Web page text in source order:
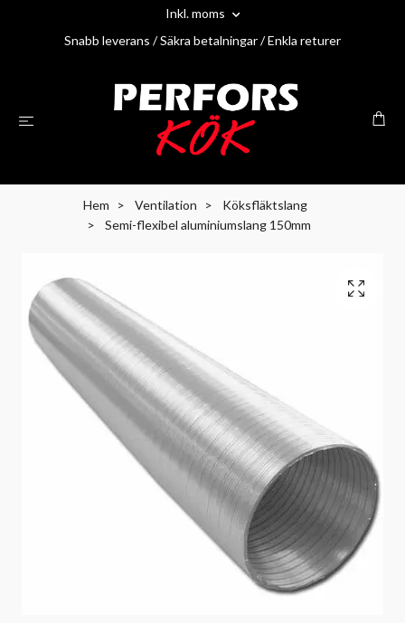
Inkl. moms
Snabb leverans / Säkra betalningar / Enkla returer
Hem Ventilation
Köksfläktslang
Semi-flexibel aluminiumslang 150mm